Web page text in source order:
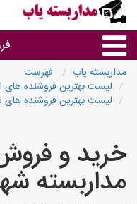
مداربسته یاب
فهرست
لیست بهترین فروشنده های
لیست بهترین فروشنده های
خرید و
مداربسته